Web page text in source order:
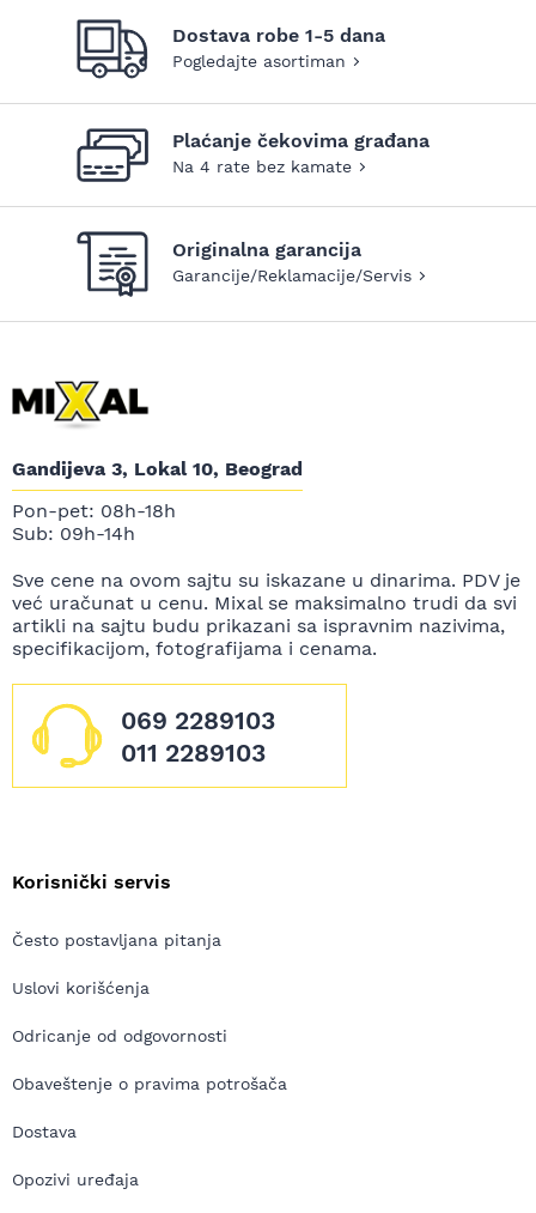
Dostava robe 1-5 dana
Pogledajte asortiman
Plaćanje čekovima građana
Na 4 rate bez kamate
Originalna garancija
Garancije/Reklamacije/Servis
Gandijeva 3, Lokal 10, Beograd
Pon-pet: 08h-18h
Sub: 09h-14h
Sve cene na ovom sajtu su iskazane u dinarima. PDV je
već uračunat u cenu. Mixal se maksimalno trudi da svi
artikli na sajtu budu prikazani sa ispravnim nazivima,
specifikacijom, fotografijama i cenama.
069 2289103
011 2289103
Korisnički servis
Često postavljana pitanja
Uslovi korišćenja
Odricanje od odgovornosti
Obaveštenje o pravima potrošača
Dostava
Opozivi uređaja